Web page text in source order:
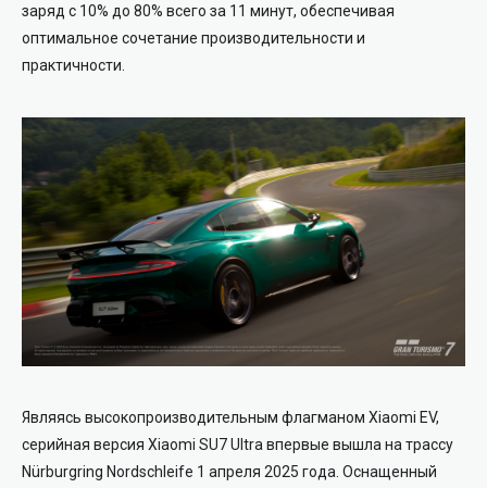
заряд с 10% до 80% всего за 11 минут, обеспечивая
оптимальное сочетание производительности и
практичности.
Являясь высокопроизводительным флагманом Xiaomi EV,
серийная версия Xiaomi SU7 Ultra впервые вышла на трассу
Nürburgring Nordschleife 1 апреля 2025 года. Оснащенный